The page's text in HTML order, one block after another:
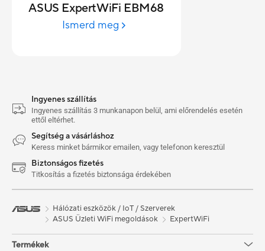
ASUS ExpertWiFi EBM68
Ismerd meg
Ingyenes szállítás
Ingyenes szállítás 3 munkanapon belül, ami előrendelés esetén
ettől eltérhet.
Segítség a vásárláshoz
Keress minket bármikor emailen, vagy telefonon keresztül
Biztonságos fizetés
Titkosítás a fizetés biztonsága érdekében
Hálózati eszközök / IoT / Szerverek
ASUS Üzleti WiFi megoldások
ExpertWiFi
Termékek